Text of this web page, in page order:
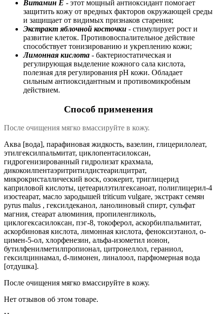
Витамин Е - этот мощный антиоксидант помогает
защитить кожу от вредных факторов окружающей среды
и защищает от видимых признаков старения;
Экстракт яблочной косточки - стимулирует рост и
развитие клеток. Противовоспалительное действие
способствует тонизированию и укреплению кожи;
Лимонная кислота - бактериостатическая и
регулирующая выделение кожного сала кислота,
полезная для регулирования рН кожи. Обладает
сильным антиоксидантным и противомикробным
действием.
Способ применения
После очищения мягко вмассируйте в кожу.
Аква [вода], парафиновая жидкость, вазелин, глицерилолеат,
этилгексилпальмитат, циклопентасилоксан,
гидрогенизированный гидролизат крахмала,
дикокоилпентаэритритилдистеарилцитрат,
микрокристаллический воск, озокерит, триглицерид
каприловой кислоты, цетеарилэтилгексаноат, полиглицерил-4
изостеарат, масло зародышей triticum vulgare, экстракт семян
pyrus malus , гексилдеканол, ланолиновый спирт, сульфат
магния, стеарат алюминия, пропиленгликоль,
циклогексасилоксан, пэг-8, токоферол, аскорбилпальмитат,
аскорбиновая кислота, лимонная кислота, феноксиэтанол, о-
цимен-5-ол, хлорфенезин, альфа-изометил ионон,
бутилфенилметилпропионал, цитронеллол, гераниол,
гексилциннамал, d-лимонен, линалоол, парфюмерная вода
[отдушка].
После очищения мягко вмассируйте в кожу.
Нет отзывов об этом товаре.